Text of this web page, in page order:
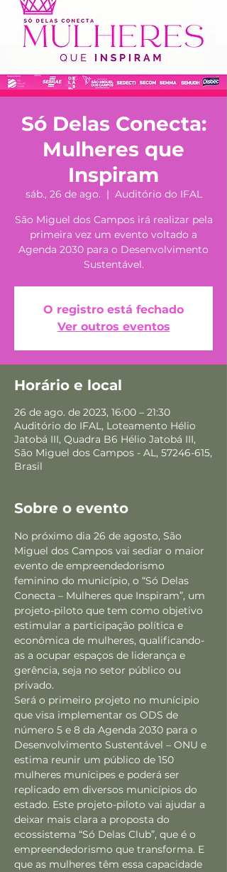
Só Delas Conecta:
Mulheres que
Inspiram
sáb., 26 de ago.
  |
Auditório do IFAL
São Miguel dos Campos irá realizar pela
primeira vez um evento voltado a
Agenda 2030 para o Desenvolvimento
Sustentável.
O registro está fechado
Ver outros eventos
Horário e local
26 de ago. de 2023, 16:00 – 21:30
Auditório do IFAL, Loteamento Hélio
Jatobá III, Quadra B6 Hélio Jatobá III,
São Miguel dos Campos - AL, 57246-615,
Brasil
Sobre o evento
No próximo dia 26 de agosto, São
Miguel dos Campos vai sediar o maior
evento de empreendedorismo
feminino do município, o “Só Delas
Conecta – Mulheres que Inspiram”, um
projeto-piloto que tem como objetivo
estimular a participação política e
econômica de mulheres, qualificando-
as a ocupar espaços de liderança e
gerência, seja no setor público ou
privado.
Será o primeiro projeto no munícipio
que visa implementar os ODS de
número 5 e 8 da Agenda 2030 para o
Desenvolvimento Sustentável – ONU e
estima reunir um público de 150
mulheres munícipes e poderá ser
replicado em diversos municípios do
estado. Este projeto-piloto vai ajudar a
deixar mais clara a proposta do
ecossistema “Só Delas Club”, que é o
empreendedorismo que transforma. E
que as mulheres têm essa capacidade